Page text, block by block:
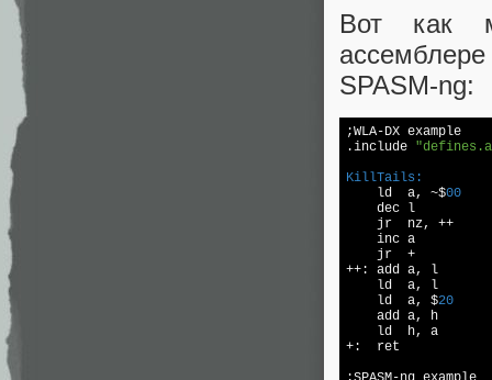
Вот как
SPASM-ng:
;WLA-DX example
.include
KillTails:
ld  a, ~$00
    dec l
    jr  nz, ++
    inc a
    jr  +
++: add a, l
    ld  a, l
    ld  a, $
20
    add a, h
    ld  h, a
+:  ret